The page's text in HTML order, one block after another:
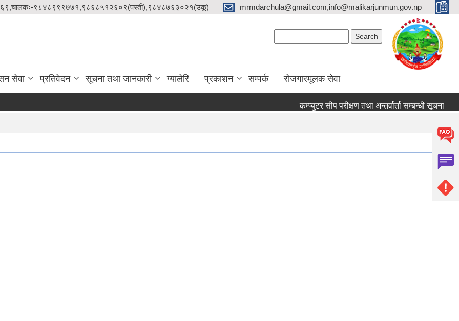
९८४८९९९७७१,९८६८५१२६०९(पस्ती),९८४८७६३०२१(उकू) mrmdarchula@gmail.com,info@malikarjunmun.gov.np
सेवा प्रतिवेदन सूचना तथा जानकारी ग्यालेरि प्रकाशन सम्पर्क रोजगारमूलक सेवा
कम्प्युटर सीप परीक्षण तथा अन्तर्वार्ता सम्बन्धी सूचना आ.व.